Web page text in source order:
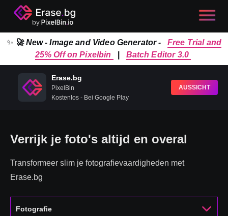
✨ 🚀 New - Image and Video Generator -
Free Trial and
25% Off on Pixelbin
Batch Editor 3.0
Erase.bg
PixelBin
Kostenlos - Bei Google Play
AUSSICHT
Verrijk je foto's altijd en overal
Transformeer slim je fotografievaardigheden met
Erase.bg
Fotografie